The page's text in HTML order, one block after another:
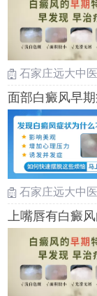
石家庄远大中
面部白癜风早
石家庄远大中
上嘴唇有白癜